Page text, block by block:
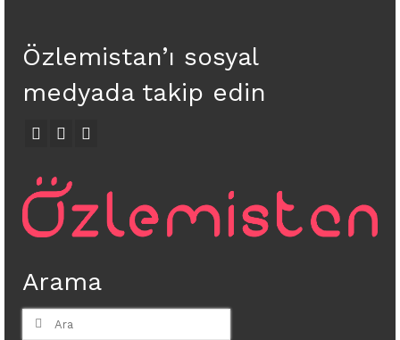
Özlemistan’ı sosyal
medyada takip edin
Arama
Şunu